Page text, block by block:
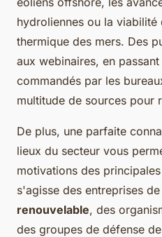
hydroliennes ou la
thermique des mers. Des
aux webinaires, en
commandés par les
multitude de sources pour
De plus, une parfaite
lieux du secteur vous
motivations des
s'agisse des entreprises
renouvelable, des
des groupes de défense